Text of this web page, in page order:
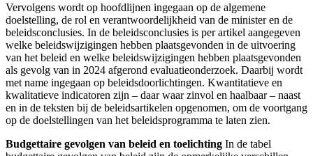
Vervolgens wordt op hoofdlijnen ingegaan op de algemene
doelstelling, de rol en verantwoordelijkheid van de minister en de
beleidsconclusies. In de beleidsconclusies is per artikel aangegeven
welke beleidswijzigingen hebben plaatsgevonden in de uitvoering
van het beleid en welke beleidswijzigingen hebben plaatsgevonden
als gevolg van in 2024 afgerond evaluatieonderzoek. Daarbij wordt
met name ingegaan op beleidsdoorlichtingen. Kwantitatieve en
kwalitatieve indicatoren zijn – daar waar zinvol en haalbaar – naast
en in de teksten bij de beleidsartikelen opgenomen, om de voortgang
op de doelstellingen van het beleidsprogramma te laten zien.
Budgettaire gevolgen van beleid en toelichting In de tabel